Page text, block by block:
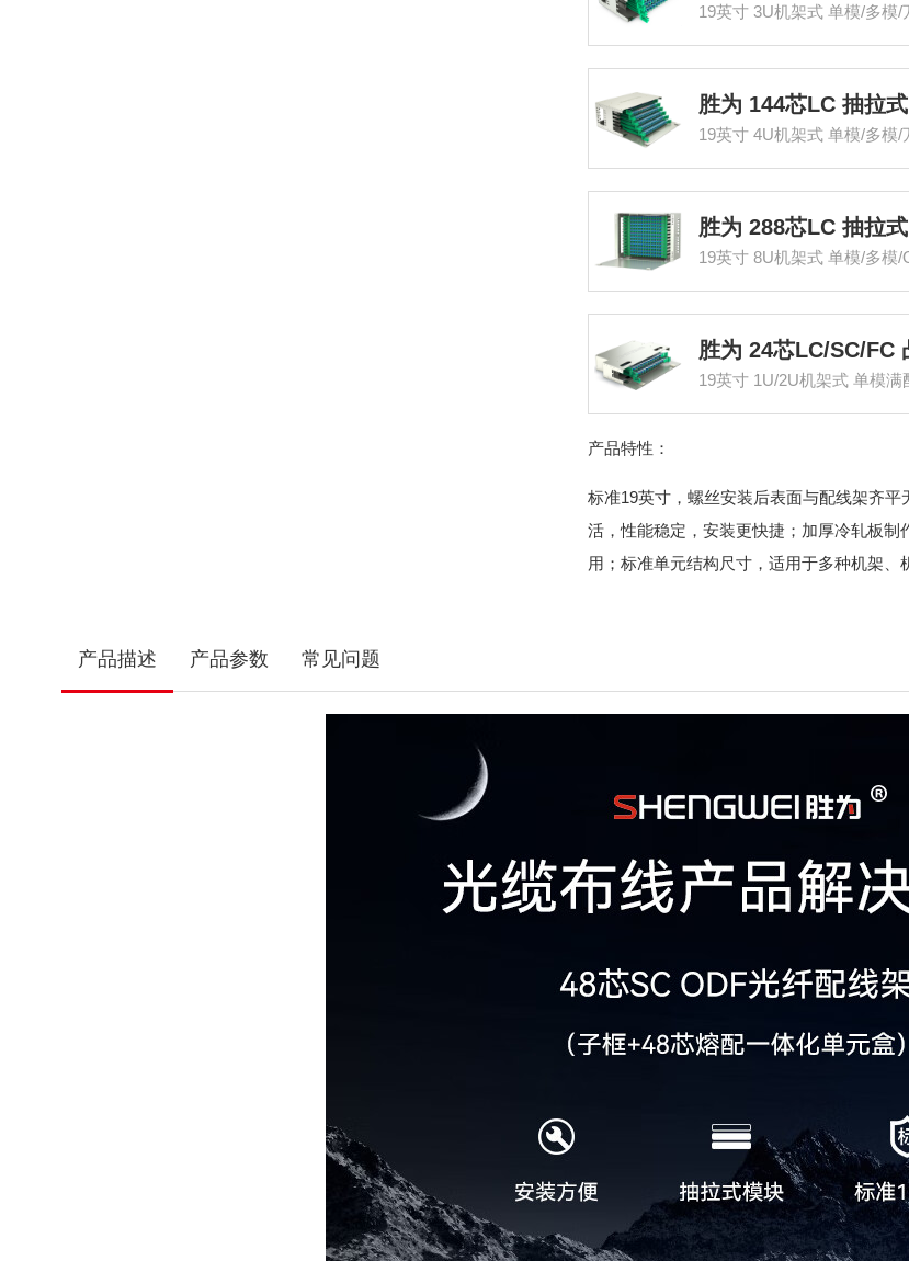
19英寸 1U/2U机架式 单模满
产品特性：
标准19英寸，螺丝安装后表面与配线架齐
活，性能稳定，安装更快捷；加厚冷轧板
用；标准单元结构尺寸，适用于多种机架、
产品描述 产品参数 常见问题